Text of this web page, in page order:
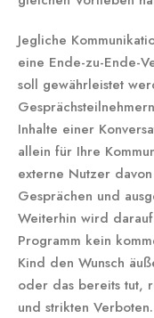
Jegliche
eine Ende-zu-Ende-
soll gewährleistet
Inhalte einer
allein für Ihre
externe Nutzer
Gesprächen und
Weiterhin wird
Programm kein
Kind den Wunsch
oder das bereits tut,
und strikten